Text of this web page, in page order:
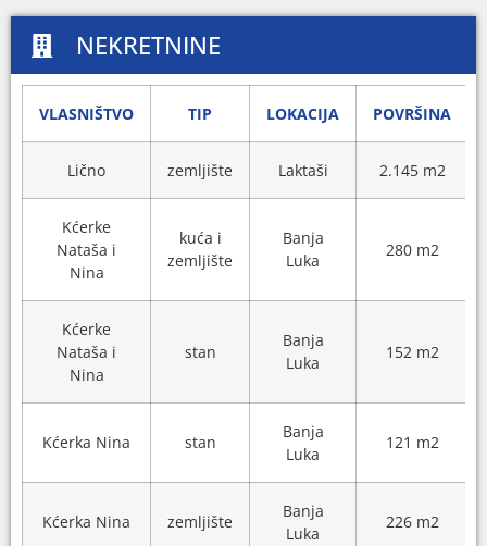
NEKRETNINE
VLASNIŠTVO TIP LOKACIJA POVRŠINA
Lično zemljište Laktaši 2.145 m2
Kćerke
Nataša i
Nina
kuća i
zemljište
Banja
Luka
280 m2
Kćerke
Nataša i
Nina
stan
Banja
Luka
152 m2
Kćerka Nina stan
Banja
Luka
121 m2
Kćerka Nina zemljište
Banja
Luka
226 m2